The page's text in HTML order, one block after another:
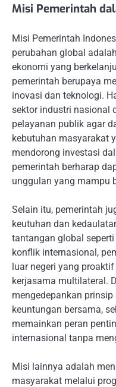
Misi Pemerintah
Misi Pemerintah
perubahan global
ekonomi yang
pemerintah berupaya
inovasi dan teknologi.
sektor industri nasional
pelayanan publik agar
kebutuhan masyarakat
mendorong investasi
pemerintah berharap
unggulan yang mampu
Selain itu, pemerintah
keutuhan dan
tantangan global
konflik internasional,
luar negeri yang
kerjasama multilateral.
mengedepankan
keuntungan bersama,
memainkan peran
internasional tanpa
Misi lainnya adalah
masyarakat melalui